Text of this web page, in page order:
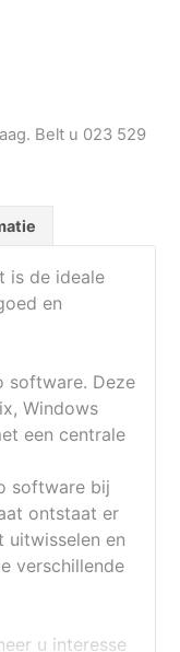
Belt u 023 529
is de ideale
en
software. Deze
Windows
een centrale
software bij
ontstaat er
uitwisselen en
verschillende
u interesse